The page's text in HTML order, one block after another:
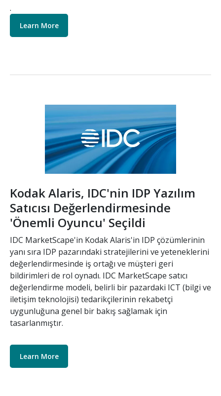
.
Learn More
Kodak Alaris, IDC'nin IDP Yazılım
Satıcısı Değerlendirmesinde
'Önemli Oyuncu' Seçildi
IDC MarketScape'in Kodak Alaris'in IDP çözümlerinin
yanı sıra IDP pazarındaki stratejilerini ve yeteneklerini
değerlendirmesinde iş ortağı ve müşteri geri
bildirimleri de rol oynadı. IDC MarketScape satıcı
değerlendirme modeli, belirli bir pazardaki ICT (bilgi ve
iletişim teknolojisi) tedarikçilerinin rekabetçi
uygunluğuna genel bir bakış sağlamak için
tasarlanmıştır.
Learn More